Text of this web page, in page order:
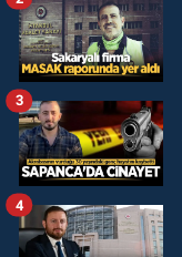
3
4